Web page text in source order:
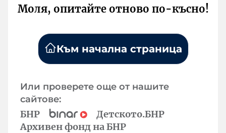
Моля, опитайте отново по-късно!
Към начална страница
Или проверете още от нашите
сайтове:
БНР
Детското.БНР
Архивен фонд на БНР